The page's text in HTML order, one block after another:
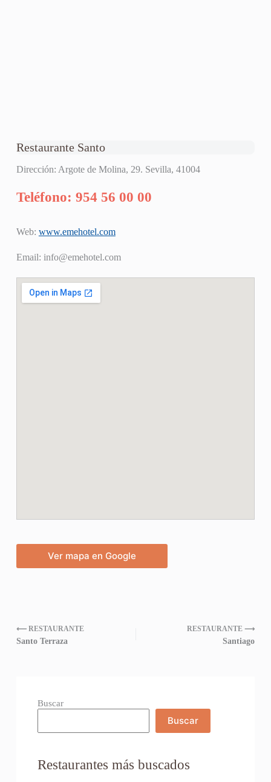
Restaurante Santo
Dirección: Argote de Molina, 29. Sevilla, 41004
Teléfono: 954 56 00 00
Web: www.emehotel.com
Email: info@emehotel.com
Ver mapa en Google
⟵ RESTAURANTE
Santo Terraza
RESTAURANTE ⟶
Santiago
Buscar
Buscar
Restaurantes más buscados